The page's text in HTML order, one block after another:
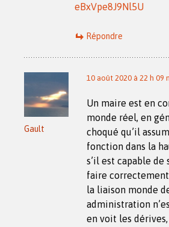
eBxVpe8J9Nl5U
Répondre
Gault
10 août 2020 à 22 h 09
Un maire est en
monde réel, en
choqué qu’il
fonction dans la
s’il est capable de
faire
la liaison monde
administration
en voit les